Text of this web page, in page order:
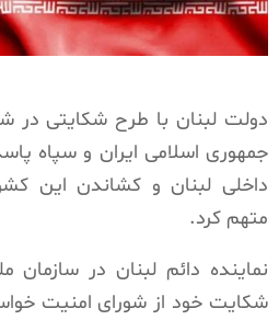
دولت لبنان با طرح شکایتی در
جمهوری اسلامی ایران و سپاه
داخلی لبنان و کشاندن این
متهم کرد.
نماینده دائم لبنان در سازمان
شکایت خود از شورای امنیت